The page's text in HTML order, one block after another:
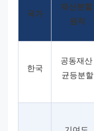
국가
재산분할
원칙
한국
공동재산
균등분할